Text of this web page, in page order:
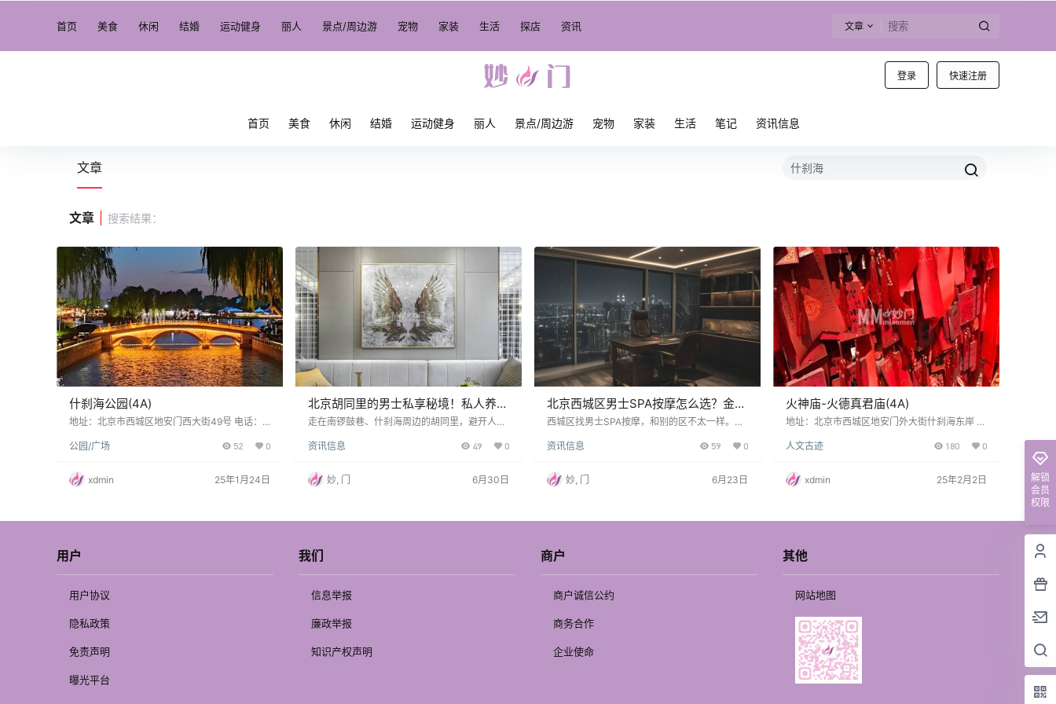
首页 美食 休闲 结婚 运动健身 丽人 景点/周边游 宠物 家装 生活 探店 资讯 文章
登录 快速注册
首页 美食 休闲 结婚 运动健身 丽人 景点/周边游 宠物 家装 生活 笔记 资讯信息
文章
文章 搜索结果：
什刹海公园(4A)
地址：北京市西城区地安门西大街49号 电话：0
开放式 印象：什刹海公园是北京最具代表性的风
化历史底蕴闻名。白天，这里充满了湖光柳影的
诗意，夜晚则灯火辉煌，展现了都市与古都的完
验。四季变化的景色更为其增添了不同的魅力，
公园/广场 52 0
xdmin 25年1月24日
北京胡同里的男士私享秘境！私人养生
太会了
走在南锣鼓巷、什刹海周边的胡同里，避开人
或许就是一家宝藏北京男士私人养生工作室。没
面而来的不是刺鼻的香精味，而是老北京艾草与
檀香混合的温润香气，暖黄的灯光透过窗棂洒在
与紧绷的神经。 比起连锁养生机构，胡同里的男
资讯信息 49 0
妙, 门 6月30日
北京西城区男士SPA按摩怎么选？金融
街、西单、德胜门附近养生会所实话说
西城区找男士SPA按摩，和别的区不太一样。这
也有很多老社区和单位。上班的人忙，住在附近
很在意环境、安静、价格透明和服务分寸。 “北
京西城区男士SPA”“金融街按摩养生”“西单男士
想找个靠谱地方放松一下。如果要看整体分类，
资讯信息 59 0
妙, 门 6月23日
火神庙-火德真君庙(4A)
地址：北京市西城区地安门外大街什刹海东岸 电
皇阁|财神殿|法会活动 游玩建议： 火神庙（火德
一，始建于唐代，主祀火神真君，融合了道教文
化与皇家祭祀传统。建议游览路线： 山门→火德
展现了道教艺术特色。 玉皇阁：登高可俯瞰什…
人文古迹 180 0
xdmin 25年2月2日
解锁
会员
权限
用户
用户协议
隐私政策
免责声明
曝光平台
我们
信息举报
廉政举报
知识产权声明
商户
商户诚信公约
商务合作
企业使命
其他
网站地图